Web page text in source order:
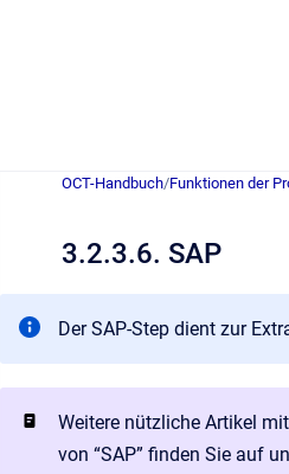
OCT-Handbuch/Funktionen der
3.2.3.6. SAP
Der SAP-Step dient zur
Weitere nützliche Artikel
von “SAP” finden Sie auf